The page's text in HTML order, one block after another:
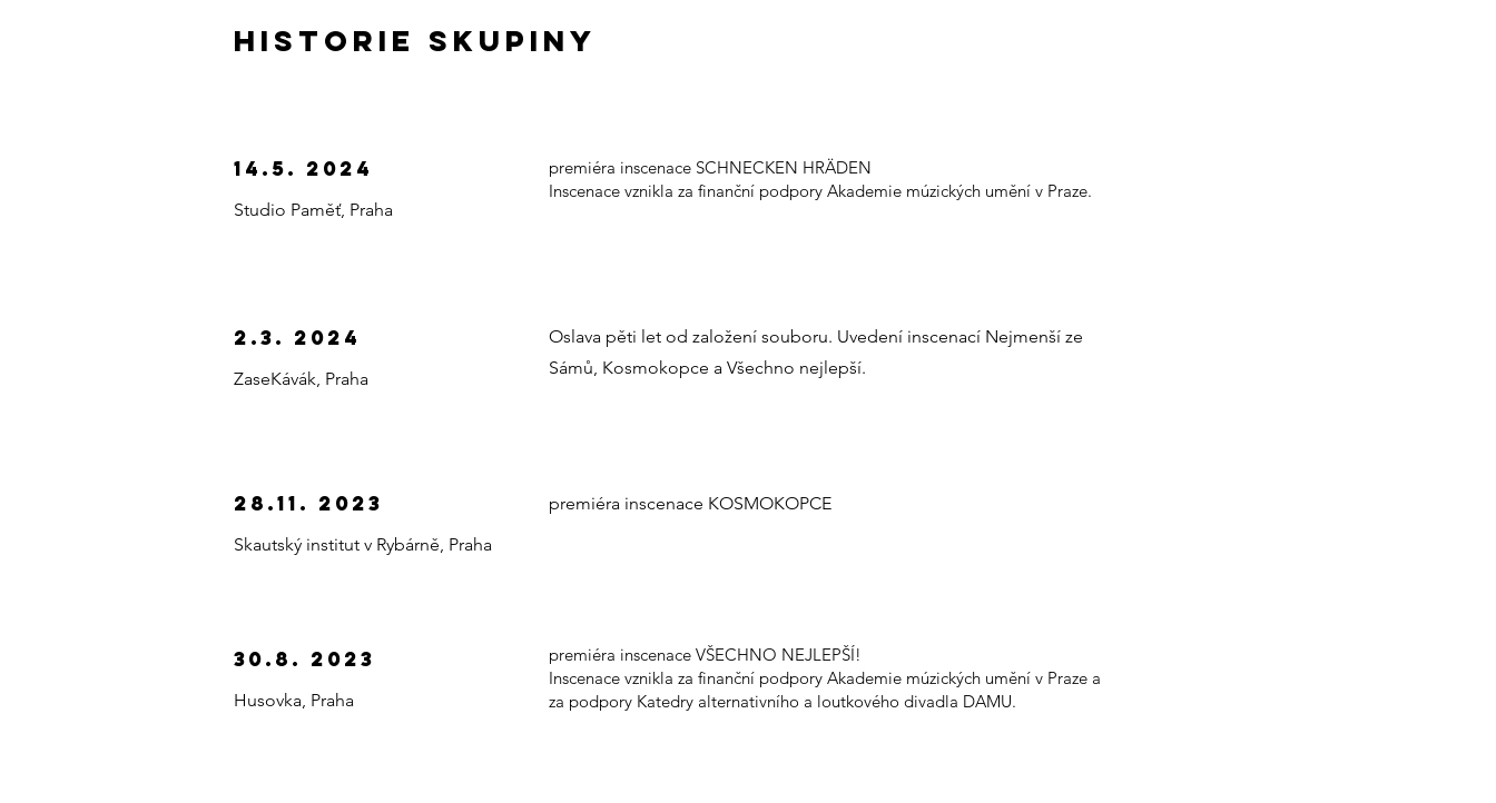
HISTORIE SKUPINY
14.5. 2024
Studio Paměť, Praha
premiéra inscenace SCHNECKEN HRÄDEN
Inscenace vznikla za finanční podpory Akademie múzických umění v Praze.
2.3. 2024
ZaseKávák, Praha
Oslava pěti let od založení souboru. Uvedení inscenací Nejmenší ze
Sámů, Kosmokopce a Všechno nejlepší.
28.11. 2023
Skautský institut v Rybárně, Praha
premiéra inscenace KOSMOKOPCE
30.8. 2023
Husovka, Praha
premiéra inscenace VŠECHNO NEJLEPŠÍ!
Inscenace vznikla za finanční podpory Akademie múzických umění v Praze a
za podpory Katedry alternativního a loutkového divadla DAMU.